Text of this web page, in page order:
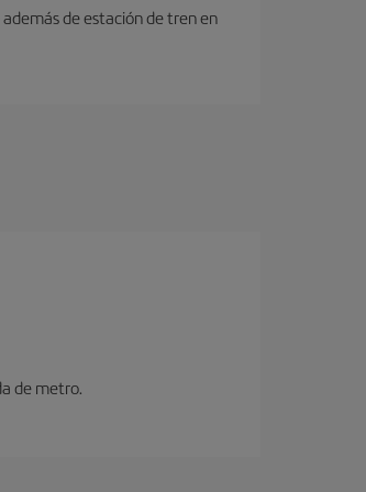
de estación de tren en
de metro.